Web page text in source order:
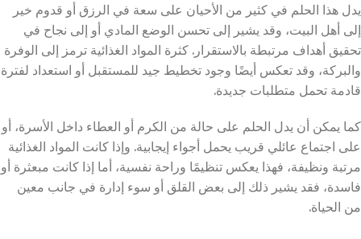
يدل هذا الحلم في كثير من الأحيان على سعة في الرزق أو قدوم خير
إلى أهل البيت، وقد يشير إلى تحسن الوضع المادي أو إلى نجاح في
تحقيق أهداف مرتبطة بالاستقرار. كثرة المواد الغذائية ترمز إلى الوفرة
والبركة، وقد تعكس أيضًا وجود تخطيط جيد للمستقبل أو استعداد لفترة
قادمة تحمل متطلبات جديدة.
كما يمكن أن يدل الحلم على حالة من الكرم أو العطاء داخل الأسرة، أو
على اجتماع عائلي قريب يحمل أجواء إيجابية. وإذا كانت المواد الغذائية
مرتبة ونظيفة، فهذا يعكس تنظيمًا وراحة نفسية، أما إذا كانت مبعثرة أو
فاسدة، فقد يشير ذلك إلى بعض القلق أو سوء إدارة في جانب معين
من الحياة.